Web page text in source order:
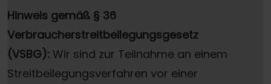
Hinweis gemäß § 36
Verbraucherstreitbeilegungsgesetz
(VSBG): Wir sind zur Teilnahme an einem
Streitbeilegungsverfahren vor einer